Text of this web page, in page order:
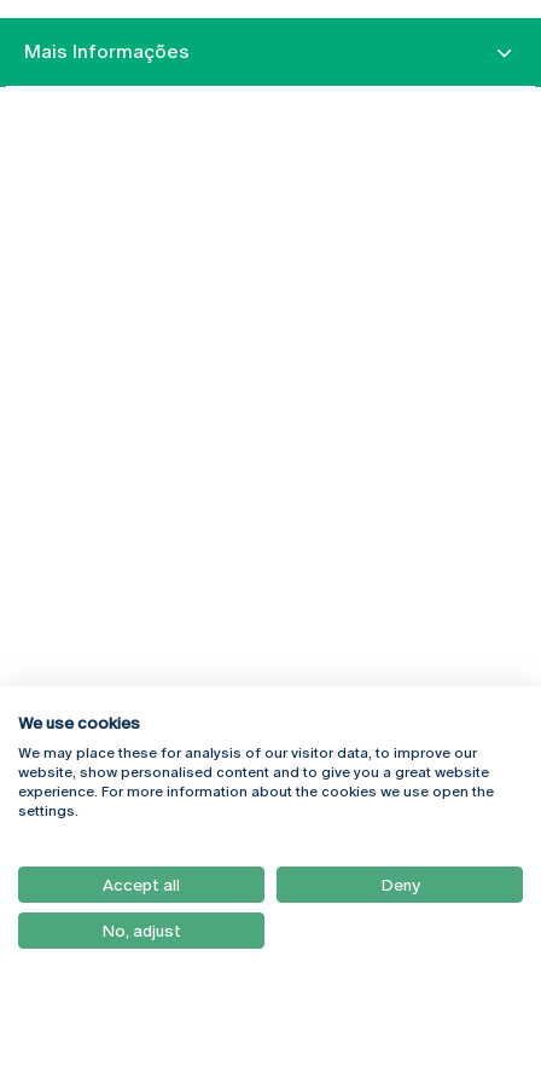
Mais Informações
Rua Diogo Botelho 1327
4169-005 Porto
+351 226 196 240
Campus Online
Webmail
Como Chegar
Newsletter
We use cookies
We may place these for analysis of our visitor data, to improve our
website, show personalised content and to give you a great website
experience. For more information about the cookies we use open the
settings.
Accept all Deny
No, adjust